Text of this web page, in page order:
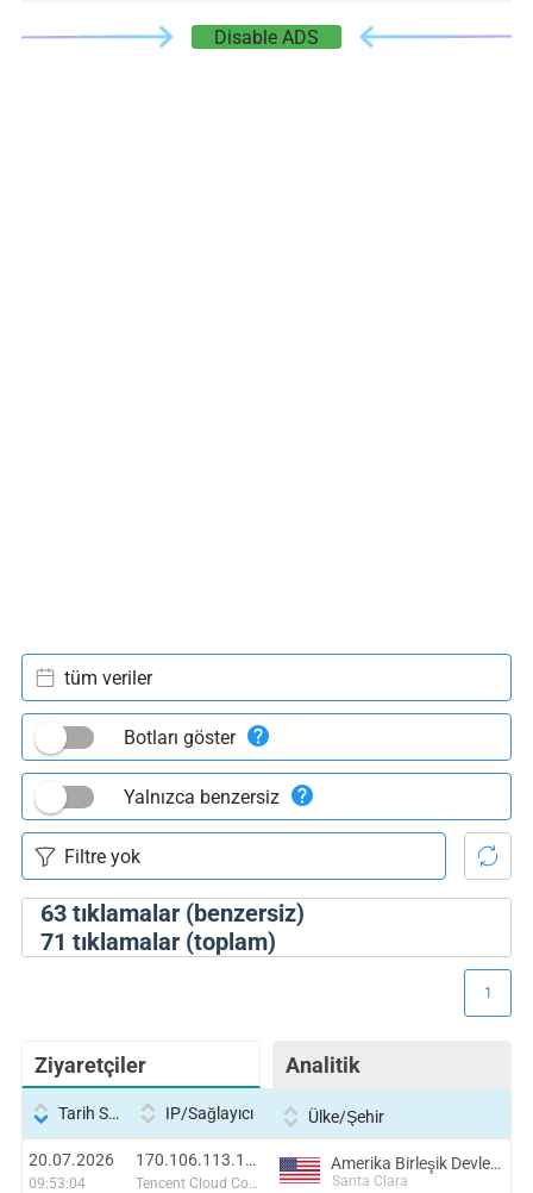
Disable ADS
63tıklamalar (benzersiz)
71 tıklamalar (toplam)
tüm veriler
Botları göster
Yalnızca benzersiz
Ziyaretçiler Analitik
1
Tarih Saati IP/Sağlayıcı Ülke/Şehir
20.07.2026
09:53:04
170.106.113.159:56856
Tencent Cloud Computing (Beijing) Co
Amerika Birleşik Devletleri
Santa Clara